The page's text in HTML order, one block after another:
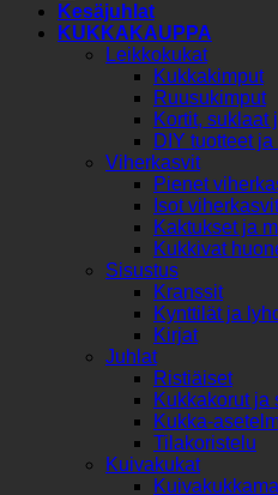
Kesäjuhlat
KUKKAKAUPPA
Leikkokukat
Kukkakimput
Ruusukimput
Kortit, suklaat
DIY tuotteet
Viherkasvit
Pienet
Isot viherkasvit
Kaktukset ja
Kukkivat
Sisustus
Kranssit
Kynttilät ja
Kirjat
Juhlat
Ristiäiset
Kukkakorut ja
Kukka-
Tilakoristelu
Kuivakukat